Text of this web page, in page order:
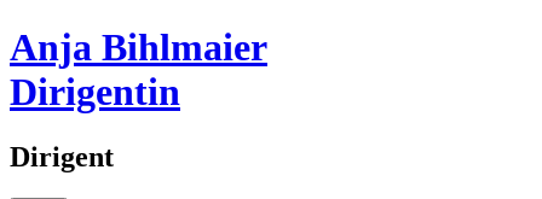
Anja Bihlmaier
Dirigentin
Dirigent